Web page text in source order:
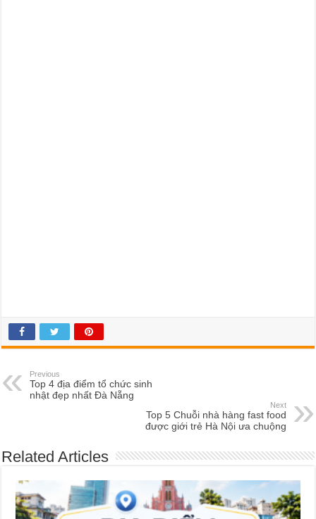
Previous
Top 4 địa điểm tổ chức sinh
nhật đẹp nhất Đà Nẵng
Next
Top 5 Chuỗi nhà hàng fast food
được giới trẻ Hà Nội ưa chuộng
Related Articles